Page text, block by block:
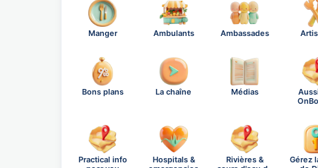
Manger Ambulants Ambassades
Bons plans La chaîne Médias
Practical info
Hospitals &
Rivières &
Gérez